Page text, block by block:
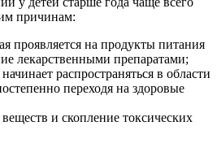
причинам:
проявляется на продукты питания
лекарственными препаратами;
распространяться в области
переходя на здоровые
и скопление токсических